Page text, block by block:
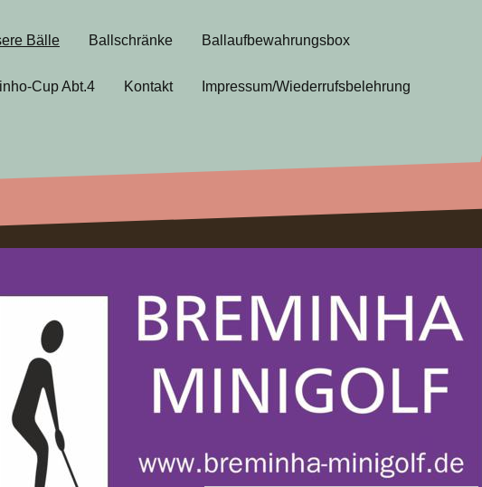
Bälle Ballschränke Ballaufbewahrungsbox
Cup Abt.4 Kontakt Impressum/Wiederrufsbelehrung